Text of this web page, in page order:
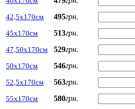
42,5х170см 495грн.
45х170см 513грн.
47,50х170см 529грн.
50х170см 546грн.
52,5х170см 563грн.
55х170см 580грн.